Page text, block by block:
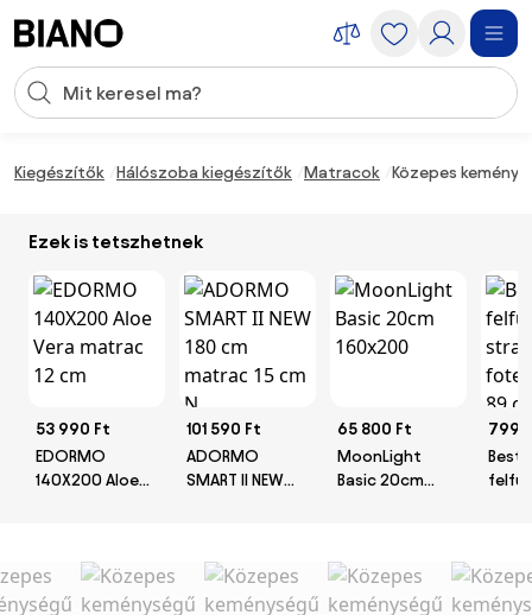
Keresési bevitel
Kiegészítők Hálószoba kiegészítők Matracok Közepes
Ezek is tetszhetnek
53 990 Ft
EDORMO
140X200 Aloe
101 590 Ft
ADORMO
SMART II NEW
65 800 Ft
MoonLight
Basic 20cm